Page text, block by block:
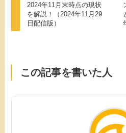
2024年11月末時点の現状
を解説！（2024年11月29
日配信版）
この記事を書いた人